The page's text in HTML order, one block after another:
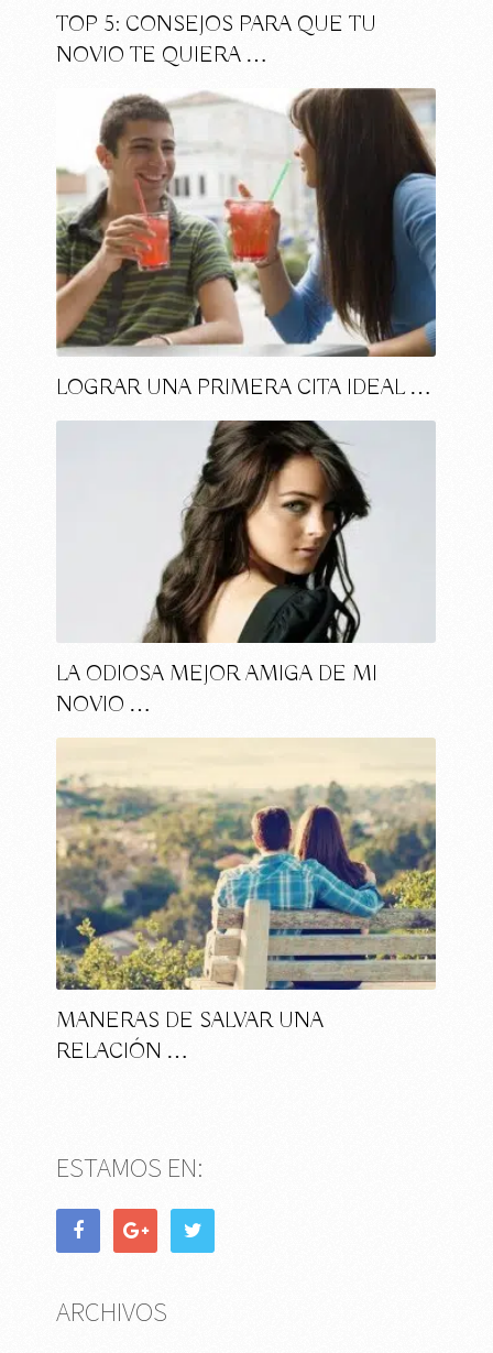
TOP 5: CONSEJOS PARA QUE TU
NOVIO TE QUIERA …
LOGRAR UNA PRIMERA CITA IDEAL …
LA ODIOSA MEJOR AMIGA DE MI
NOVIO …
MANERAS DE SALVAR UNA
RELACIÓN …
ESTAMOS EN:
ARCHIVOS